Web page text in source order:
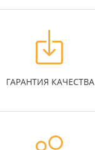
ГАРАНТИЯ КАЧЕСТВА